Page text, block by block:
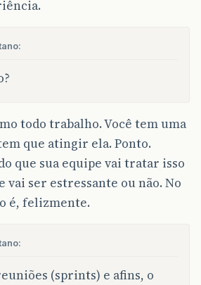
todo trabalho. Você tem uma
que atingir ela. Ponto.
que sua equipe vai tratar isso
vai ser estressante ou não. No
é, felizmente.
(sprints) e afins, o